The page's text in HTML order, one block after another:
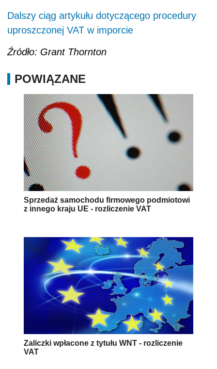
Dalszy ciąg artykułu dotyczącego procedury
uproszczonej VAT w imporcie
Źródło: Grant Thornton
POWIĄZANE
Sprzedaż samochodu firmowego podmiotowi
z innego kraju UE - rozliczenie VAT
Zaliczki wpłacone z tytułu WNT - rozliczenie
VAT